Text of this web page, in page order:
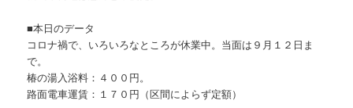
■本日のデータ
コロナ禍で、いろいろなところが休業中。当面は９月１２日ま
で。
椿の湯入浴料：４００円。
路面電車運賃：１７０円（区間によらず定額）